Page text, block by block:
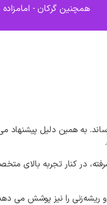
همچنین گرکان -
. به‌ همین دلیل پیشنهاد
.
در کنار تجربه بالای
و ریشه‌زنی را نیز پوشش می‌